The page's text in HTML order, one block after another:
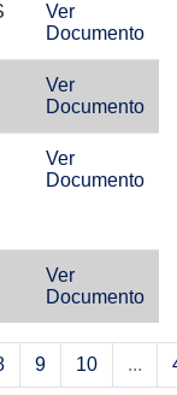
Ver
Documento
Ver
Documento
Ver
Documento
Ver
Documento
9 10 ...